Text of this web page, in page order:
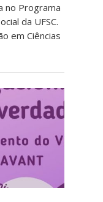
no Programa
da UFSC.
em Ciências